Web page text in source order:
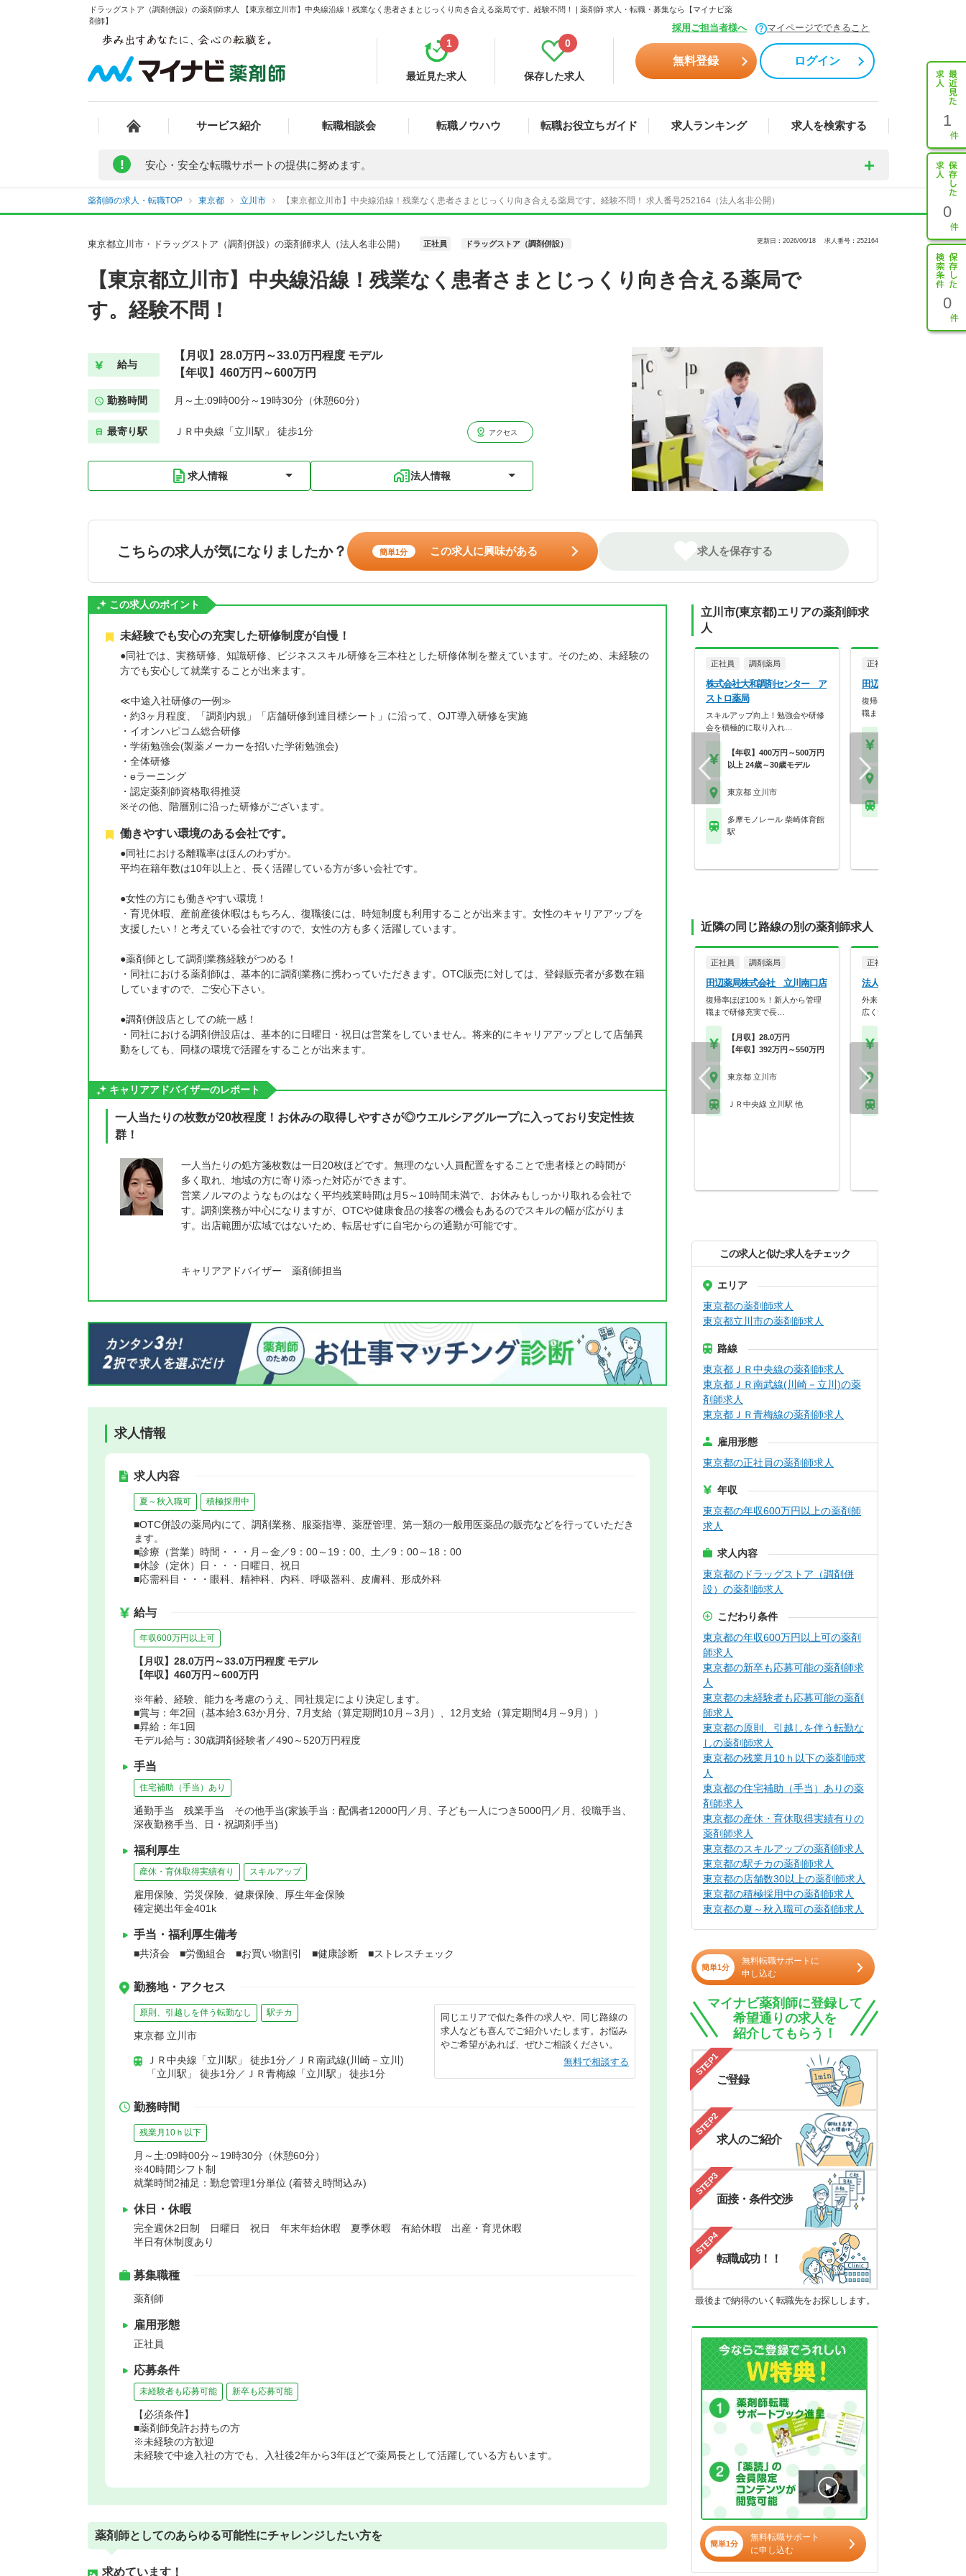
ドラッグストア（調剤併設）の薬剤師求人 【東京都立川市】中央線沿線！残業なく患者さまとじっくり向き合える薬局です。経験不問！ | 薬剤師 求人・転職・募集なら【マイナビ薬
剤師】
採用ご担当者様へ マイページでできること
最近見た求人
1
保存した求人
0
無料登録 ログイン
サービス紹介 転職相談会 転職ノウハウ 転職お役立ちガイド 求人ランキング 求人を検索する 1
0
0
! 安心・安全な転職サポートの提供に努めます。
薬剤師の求人・転職TOP 東京都 立川市 【東京都立川市】中央線沿線！残業なく患者さまとじっくり向き合える薬局です。経験不問！ 求人番号252164（法人名非公開）
東京都立川市・ドラッグストア（調剤併設）の薬剤師求人（法人名非公開） 正社員 ドラッグストア（調剤併設） 更新日：2026/06/18 求人番号：252164
【東京都立川市】中央線沿線！残業なく患者さまとじっくり向き合える薬局で
す。経験不問！
給与
【月収】28.0万円～33.0万円程度 モデル
【年収】460万円～600万円
勤務時間 月～土:09時00分～19時30分（休憩60分）
最寄り駅 ＪＲ中央線「立川駅」 徒歩1分 アクセス
求人情報 法人情報
こちらの求人が気になりましたか？ 簡単1分 この求人に興味がある 求人を保存する
この求人のポイント
未経験でも安心の充実した研修制度が自慢！
●同社では、実務研修、知識研修、ビジネススキル研修を三本柱とした研修体制を整えています。そのため、未経験の
方でも安心して就業することが出来ます。
≪中途入社研修の一例≫
・約3ヶ月程度、「調剤内規」「店舗研修到達目標シート」に沿って、OJT導入研修を実施
・イオンハピコム総合研修
・学術勉強会(製薬メーカーを招いた学術勉強会)
・全体研修
・eラーニング
・認定薬剤師資格取得推奨
※その他、階層別に沿った研修がございます。
働きやすい環境のある会社です。
●同社における離職率はほんのわずか。
平均在籍年数は10年以上と、長く活躍している方が多い会社です。
●女性の方にも働きやすい環境！
・育児休暇、産前産後休暇はもちろん、復職後には、時短制度も利用することが出来ます。女性のキャリアアップを
支援したい！と考えている会社ですので、女性の方も多く活躍しています。
●薬剤師として調剤業務経験がつめる！
・同社における薬剤師は、基本的に調剤業務に携わっていただきます。OTC販売に対しては、登録販売者が多数在籍
していますので、ご安心下さい。
●調剤併設店としての統一感！
・同社における調剤併設店は、基本的に日曜日・祝日は営業をしていません。将来的にキャリアアップとして店舗異
動をしても、同様の環境で活躍をすることが出来ます。
キャリアアドバイザーのレポート
一人当たりの枚数が20枚程度！お休みの取得しやすさが◎ウエルシアグループに入っており安定性抜
群！
一人当たりの処方箋枚数は一日20枚ほどです。無理のない人員配置をすることで患者様との時間が
多く取れ、地域の方に寄り添った対応ができます。
営業ノルマのようなものはなく平均残業時間は月5～10時間未満で、お休みもしっかり取れる会社で
す。調剤業務が中心になりますが、OTCや健康食品の接客の機会もあるのでスキルの幅が広がりま
す。出店範囲が広域ではないため、転居せずに自宅からの通勤が可能です。
キャリアアドバイザー 薬剤師担当
求人情報
求人内容
夏～秋入職可 積極採用中
■OTC併設の薬局内にて、調剤業務、服薬指導、薬歴管理、第一類の一般用医薬品の販売などを行っていただき
ます。
■診療（営業）時間・・・月～金／9：00～19：00、土／9：00～18：00
■休診（定休）日・・・日曜日、祝日
■応需科目・・・眼科、精神科、内科、呼吸器科、皮膚科、形成外科
給与
年収600万円以上可
【月収】28.0万円～33.0万円程度 モデル
【年収】460万円～600万円
※年齢、経験、能力を考慮のうえ、同社規定により決定します。
■賞与：年2回（基本給3.63か月分、7月支給（算定期間10月～3月）、12月支給（算定期間4月～9月））
■昇給：年1回
モデル給与：30歳調剤経験者／490～520万円程度
手当
住宅補助（手当）あり
通勤手当 残業手当 その他手当(家族手当：配偶者12000円／月、子ども一人につき5000円／月、役職手当、
深夜勤務手当、日・祝調剤手当)
福利厚生
産休・育休取得実績有り スキルアップ
雇用保険、労災保険、健康保険、厚生年金保険
確定拠出年金401k
手当・福利厚生備考
■共済会 ■労働組合 ■お買い物割引 ■健康診断 ■ストレスチェック
勤務地・アクセス
原則、引越しを伴う転勤なし 駅チカ
東京都 立川市
ＪＲ中央線「立川駅」 徒歩1分／ＪＲ南武線(川崎－立川)
「立川駅」 徒歩1分／ＪＲ青梅線「立川駅」 徒歩1分
同じエリアで似た条件の求人や、同じ路線の
求人なども喜んでご紹介いたします。お悩み
やご希望があれば、ぜひご相談ください。
無料で相談する
勤務時間
残業月10ｈ以下
月～土:09時00分～19時30分（休憩60分）
※40時間シフト制
就業時間2補足：勤怠管理1分単位 (着替え時間込み)
休日・休暇
完全週休2日制 日曜日 祝日 年末年始休暇 夏季休暇 有給休暇 出産・育児休暇
半日有休制度あり
募集職種
薬剤師
雇用形態
正社員
応募条件
未経験者も応募可能 新卒も応募可能
【必須条件】
■薬剤師免許お持ちの方
※未経験の方歓迎
未経験で中途入社の方でも、入社後2年から3年ほどで薬局長として活躍している方もいます。
薬剤師としてのあらゆる可能性にチャレンジしたい方を
求めています！
立川市(東京都)エリアの薬剤師求
人
正社員 調剤薬局
株式会社大和調剤センター ア
ストロ薬局
スキルアップ向上！勉強会や研修
会を積極的に取り入れ…
【年収】400万円～500万円
以上 24歳～30歳モデル
東京都 立川市
多摩モノレール 柴崎体育館
駅
正社員
田辺薬局株式会社 立川
復帰率ほぼ100％！新人から
職まで研修充実で長…
近隣の同じ路線の別の薬剤師求人
正社員 調剤薬局
田辺薬局株式会社 立川南口店
復帰率ほぼ100％！新人から管理
職まで研修充実で長…
【月収】28.0万円
【年収】392万円～550万円
東京都 立川市
ＪＲ中央線 立川駅 他
正社員
法人名非公開
外来・在宅・健康イベントな
広く勉強できる環境が…
この求人と似た求人をチェック
エリア
東京都の薬剤師求人
東京都立川市の薬剤師求人
路線
東京都ＪＲ中央線の薬剤師求人
東京都ＪＲ南武線(川崎－立川)の薬
剤師求人
東京都ＪＲ青梅線の薬剤師求人
雇用形態
東京都の正社員の薬剤師求人
年収
東京都の年収600万円以上の薬剤師
求人
求人内容
東京都のドラッグストア（調剤併
設）の薬剤師求人
こだわり条件
東京都の年収600万円以上可の薬剤
師求人
東京都の新卒も応募可能の薬剤師求
人
東京都の未経験者も応募可能の薬剤
師求人
東京都の原則、引越しを伴う転勤な
しの薬剤師求人
東京都の残業月10ｈ以下の薬剤師求
人
東京都の住宅補助（手当）ありの薬
剤師求人
東京都の産休・育休取得実績有りの
薬剤師求人
東京都のスキルアップの薬剤師求人
東京都の駅チカの薬剤師求人
東京都の店舗数30以上の薬剤師求人
東京都の積極採用中の薬剤師求人
東京都の夏～秋入職可の薬剤師求人
簡単1分
無料転職サポートに
申し込む
マイナビ薬剤師に登録して
希望通りの求人を
紹介してもらう！
STEP1
ご登録
STEP2
求人のご紹介
STEP3
面接・条件交渉
STEP4
転職成功！！
最後まで納得のいく転職先をお探しします。
簡単1分
無料転職サポート
に申し込む